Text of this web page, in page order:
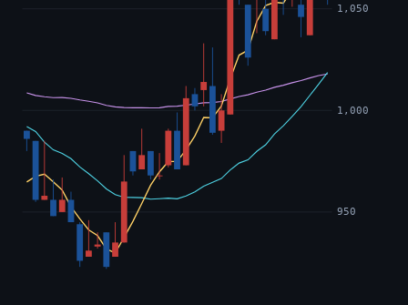
950
1,000
1,050